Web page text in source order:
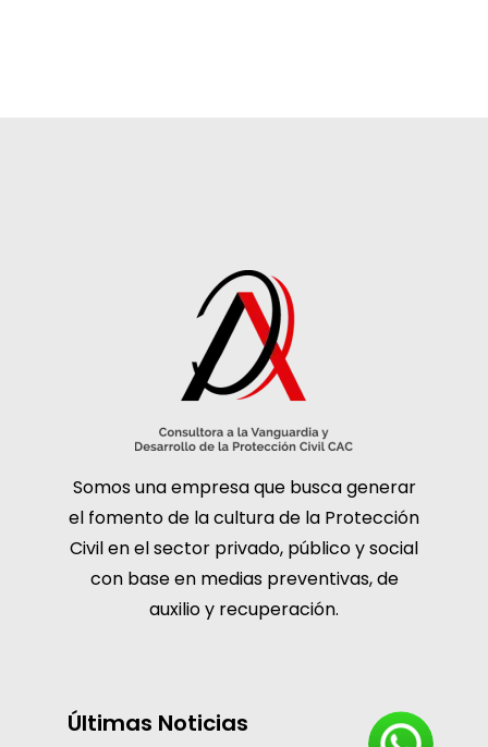
Somos una empresa que busca generar
el fomento de la cultura de la Protección
Civil en el sector privado, público y social
con base en medias preventivas, de
auxilio y recuperación.
Últimas Noticias